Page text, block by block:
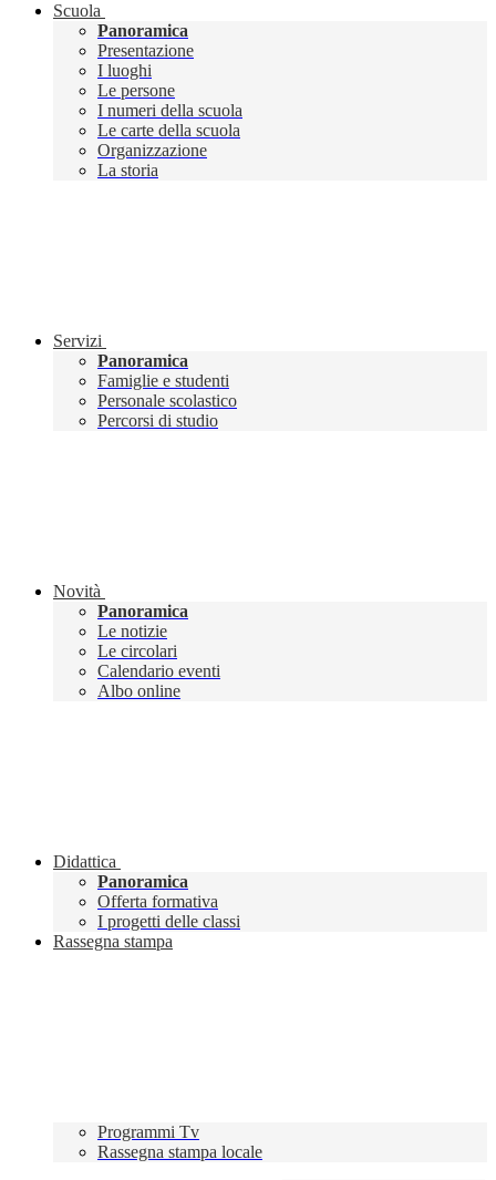
Scuola
Panoramica
Presentazione
I luoghi
Le persone
I numeri della scuola
Le carte della scuola
Organizzazione
La storia
Servizi
Panoramica
Famiglie e studenti
Personale scolastico
Percorsi di studio
Novità
Panoramica
Le notizie
Le circolari
Calendario eventi
Albo online
Didattica
Panoramica
Offerta formativa
I progetti delle classi
Rassegna stampa
Programmi Tv
Rassegna stampa locale